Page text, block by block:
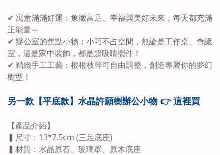
✔ 寓意滿滿好運：象徵富足、幸福與美好未來，每天都充滿
正能量～
✔ 辦公室的焦點小物：小巧不占空間，無論是工作桌、會議
室，還是家中裝飾，都是超吸睛擺件！
✔ 精緻手工工藝：根根枝幹可自由調整，創造專屬你的夢幻
樹型！
另一款 【平底款】 水晶許願樹辦公小物 👉這裡買
【產品介紹】
▍尺寸：13*7.5cm (三足底座)
▍材質：水晶原石、玻璃罩、原木底座